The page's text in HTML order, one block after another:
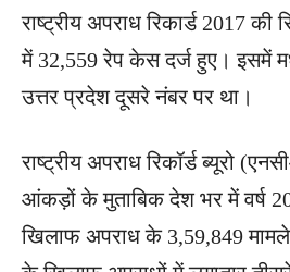
राष्ट्रीय अपराध रिकार्ड 2017 की
में 32,559 रेप केस दर्ज हुए। इसमें
उत्तर प्रदेश दूसरे नंबर पर था।
राष्ट्रीय अपराध रिकॉर्ड ब्यूरो
आंकड़ों के मुताबिक देश भर में वर्ष
खिलाफ अपराध के 3,59,849